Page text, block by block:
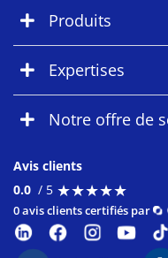
Produits
Expertises
Notre offre de
Avis clients
0.0 / 5 ★★★★★
★★★★★
0 avis clients certifiés par